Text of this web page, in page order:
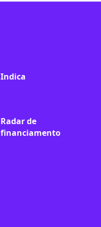
Indica
Radar de
financiamento